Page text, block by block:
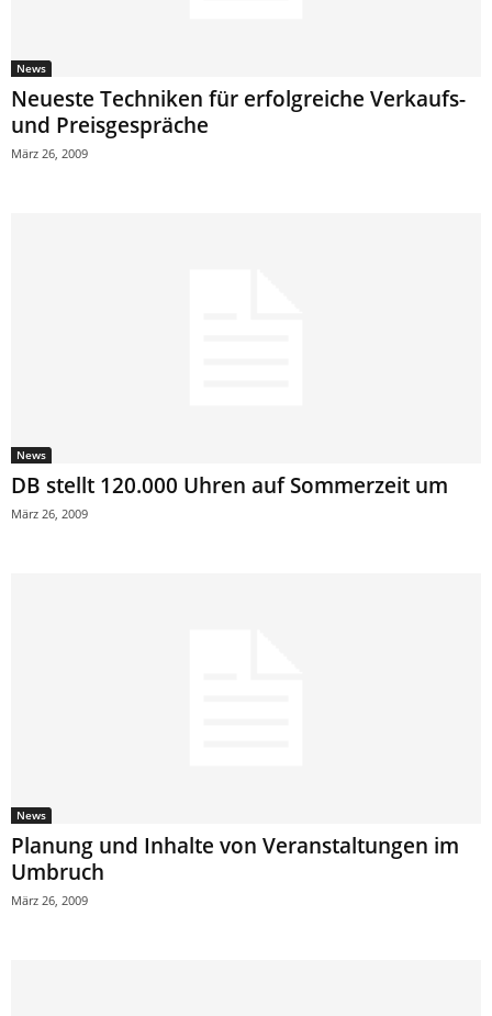
News
Neueste Techniken für erfolgreiche Verkaufs-
und Preisgespräche
März 26, 2009
News
DB stellt 120.000 Uhren auf Sommerzeit um
März 26, 2009
News
Planung und Inhalte von Veranstaltungen im
Umbruch
März 26, 2009